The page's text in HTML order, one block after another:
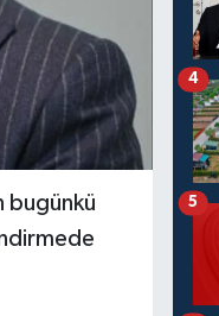
bugünkü
4
5